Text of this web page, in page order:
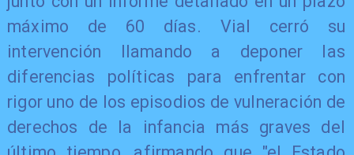
máximo de 60 días. Vial cerró su
intervención llamando a deponer las
diferencias políticas para enfrentar con
rigor uno de los episodios de vulneración de
derechos de la infancia más graves del